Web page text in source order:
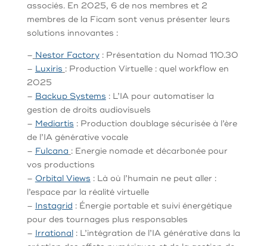
associés. En 2025, 6 de nos membres et 2
membres de la Ficam sont venus présenter leurs
solutions innovantes :
– Nestor Factory: Présentation du Nomad 110.30
– Luxiris : Production Virtuelle : quel workflow en
2025
– Backup Systems : L’IA pour automatiser la
gestion de droits audiovisuels
– Mediartis : Production doublage sécurisée à l’ère
de l’IA générative vocale
– Fulcana : Energie nomade et décarbonée pour
vos productions
– Orbital Views : Là où l’humain ne peut aller :
l’espace par la réalité virtuelle
– Instagrid : Énergie portable et suivi énergétique
pour des tournages plus responsables
– Irrational: L’intégration de l’IA générative dans la